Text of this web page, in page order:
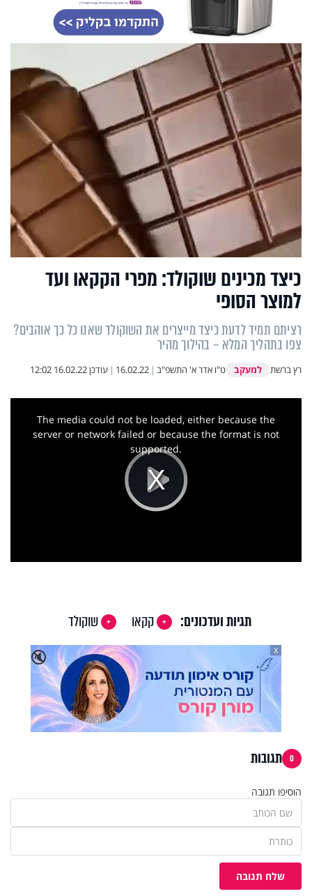
כיצד מכינים שוקולד: מפרי הקקאו ועד
למוצר הסופי
רציתם תמיד לדעת כיצד מייצרים את השוקולד שאנו כל כך אוהבים?
צפו בתהליך המלא – בהילוך מהיר
רץ ברשת למעקב ט"ו אדר א' התשפ"ב |
16.02.22
| עודכן16.02.22 12:02
Play
This
The media could not be loaded, either because the
server or network failed or because the format is not
supported.
תגיות ועדכונים: קקאו
שוקולד
🔇
X
0 תגובות
הוסיפו תגובה
שלח תגובה